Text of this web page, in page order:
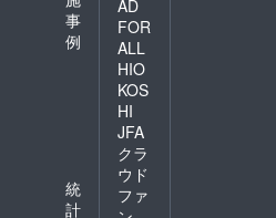
事
例
統
計
AD
FOR
ALL
HIO
KOS
HI
JFA
クラ
ウド
ファ